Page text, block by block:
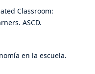
Classroom:
ASCD.
en la escuela.